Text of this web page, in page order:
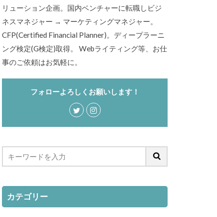
リューション企画。国内ベンチャーに転職しビジ
ネスマネジャー → マーケティングマネジャー。
CFP(Certified Financial Planner)。ディープラーニ
ング検定(G検定)取得。 Webライティング等、お仕
事のご依頼はお気軽に。
フォローよろしくお願いします！
カテゴリー